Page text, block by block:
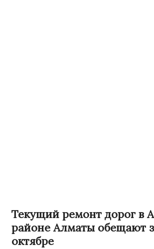
Текущий ремонт дорог в
районе Алматы обещают
октябре